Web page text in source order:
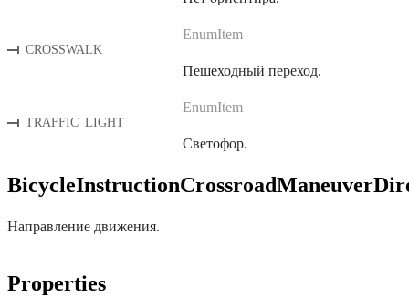
CROSSWALK
EnumItem
Пешеходный переход.
TRAFFIC_LIGHT
EnumItem
Светофор.
Направление движения.
Properties